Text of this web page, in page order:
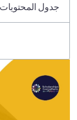
جدول المحتويات